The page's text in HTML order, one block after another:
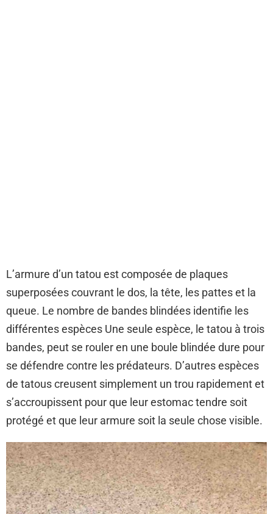
L’armure d’un tatou est composée de plaques
superposées couvrant le dos, la tête, les pattes et la
queue. Le nombre de bandes blindées identifie les
différentes espèces Une seule espèce, le tatou à trois
bandes, peut se rouler en une boule blindée dure pour
se défendre contre les prédateurs. D’autres espèces
de tatous creusent simplement un trou rapidement et
s’accroupissent pour que leur estomac tendre soit
protégé et que leur armure soit la seule chose visible.